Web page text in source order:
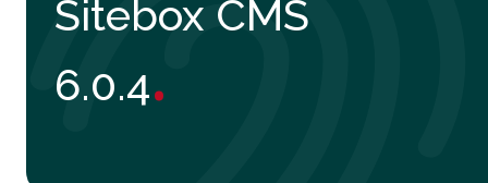
Sitebox CMS
6.0.4.